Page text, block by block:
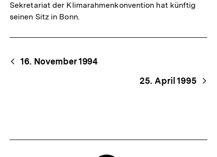
Sekretariat der Klimarahmenkonvention hat künftig
seinen Sitz in Bonn.
Begriffsnavigation
Content-
Navigation
16. November 1994
25. April 1995